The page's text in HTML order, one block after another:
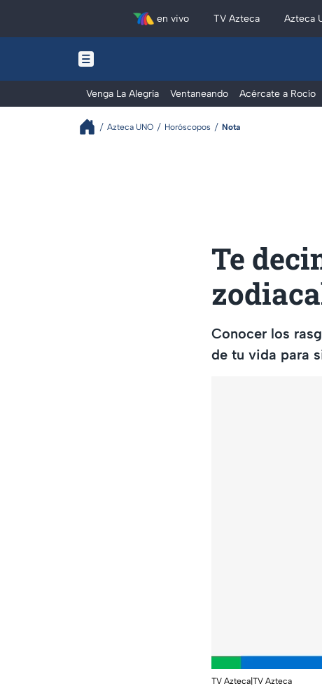
en vivo TV Azteca Azteca
Venga La Alegría Ventaneando Acércate a Rocío
Azteca UNO Horóscopos Nota
Te
Conocer los
de tu vida para
TV Azteca|TV Azteca